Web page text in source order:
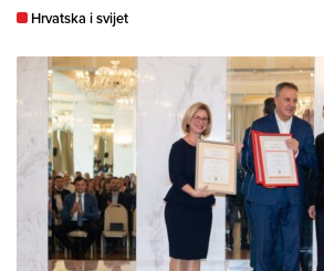
Hrvatska i svijet